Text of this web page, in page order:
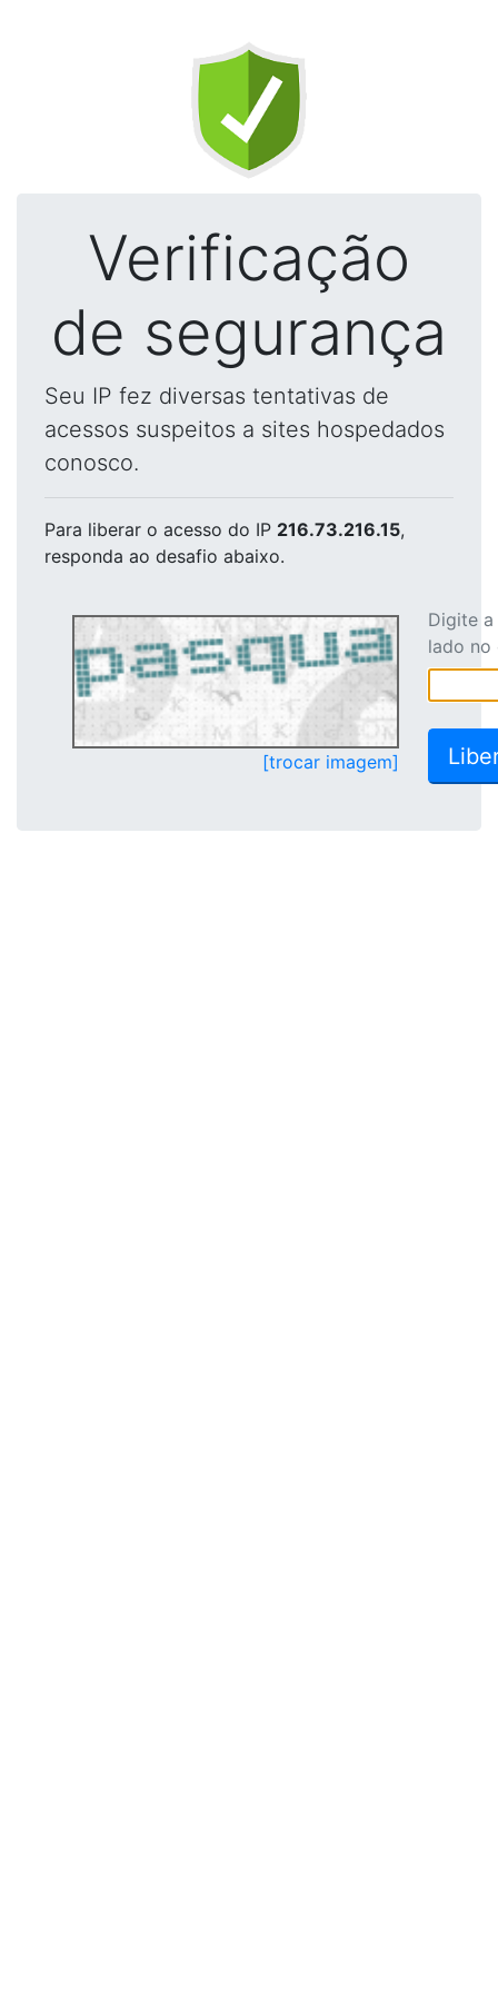
Verificação
de segurança
Seu IP fez diversas tentativas de
acessos suspeitos a sites hospedados
conosco.
Para liberar o acesso do IP 216.73.216.15,
responda ao desafio abaixo.
[trocar imagem]
Digite
lado no